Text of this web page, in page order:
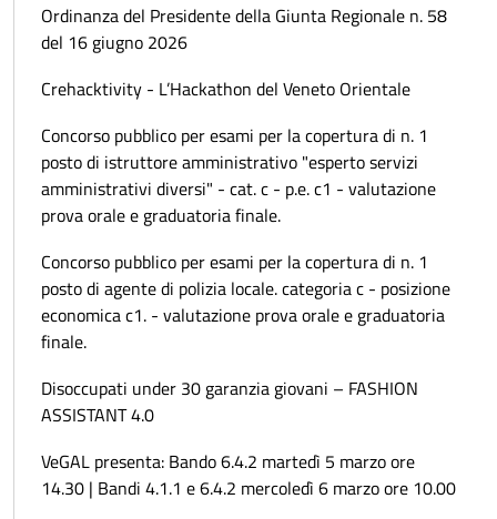
Ordinanza del Presidente della Giunta Regionale n. 58
del 16 giugno 2026
Crehacktivity - L’Hackathon del Veneto Orientale
Concorso pubblico per esami per la copertura di n. 1
posto di istruttore amministrativo "esperto servizi
amministrativi diversi" - cat. c - p.e. c1 - valutazione
prova orale e graduatoria finale.
Concorso pubblico per esami per la copertura di n. 1
posto di agente di polizia locale. categoria c - posizione
economica c1. - valutazione prova orale e graduatoria
finale.
Disoccupati under 30 garanzia giovani – FASHION
ASSISTANT 4.0
VeGAL presenta: Bando 6.4.2 martedì 5 marzo ore
14.30 | Bandi 4.1.1 e 6.4.2 mercoledì 6 marzo ore 10.00